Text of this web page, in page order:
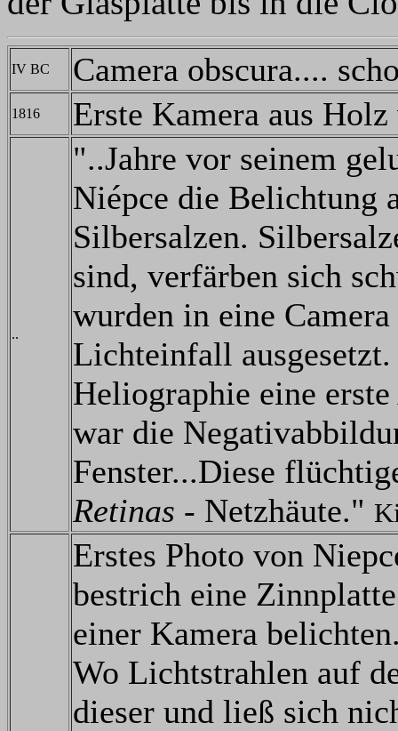
IV BC Camera obscura....
1816 Erste Kamera aus
..
"..Jahre vor seinem
Niépce die Belichtung
Silbersalzen.
sind, verfärben sich
wurden in eine
Lichteinfall
Heliographie eine
war die
Fenster...Diese
Retinas - Netzhäute."
Erstes Photo von
bestrich eine
einer Kamera
Wo Lichtstrahlen auf
dieser und ließ sich